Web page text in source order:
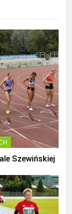
na Memoriale Szewińskiej